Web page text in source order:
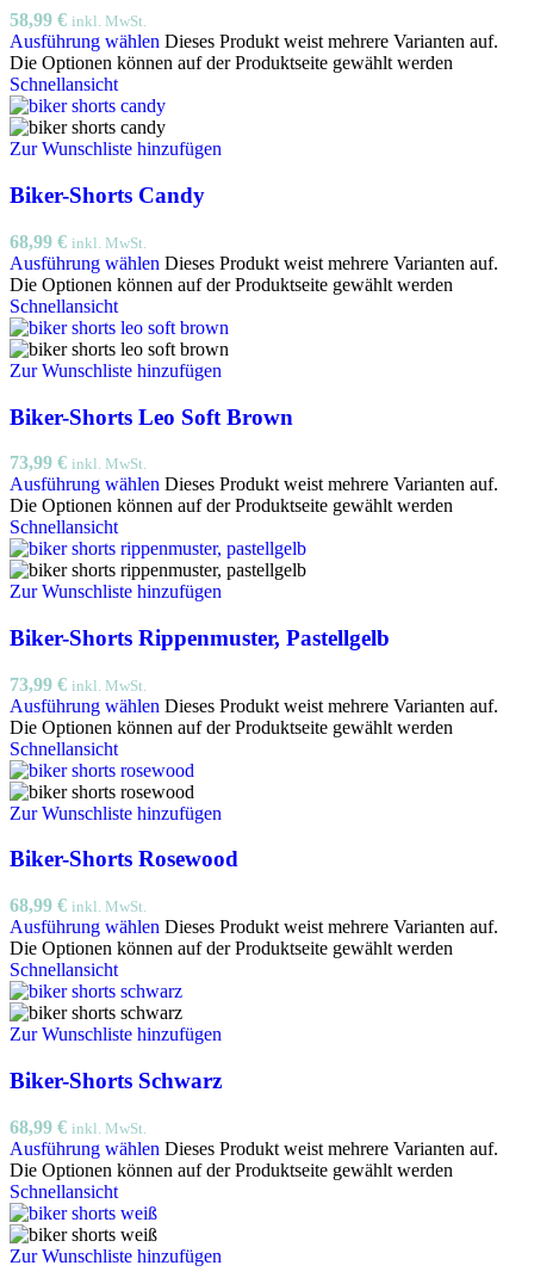
58,99 € inkl. MwSt.
Ausführung wählen Dieses Produkt weist mehrere Varianten auf.
Die Optionen können auf der Produktseite gewählt werden
Schnellansicht
Zur Wunschliste hinzufügen
Biker-Shorts Candy
68,99 € inkl. MwSt.
Ausführung wählen Dieses Produkt weist mehrere Varianten auf.
Die Optionen können auf der Produktseite gewählt werden
Schnellansicht
Zur Wunschliste hinzufügen
Biker-Shorts Leo Soft Brown
73,99 € inkl. MwSt.
Ausführung wählen Dieses Produkt weist mehrere Varianten auf.
Die Optionen können auf der Produktseite gewählt werden
Schnellansicht
Zur Wunschliste hinzufügen
Biker-Shorts Rippenmuster, Pastellgelb
73,99 € inkl. MwSt.
Ausführung wählen Dieses Produkt weist mehrere Varianten auf.
Die Optionen können auf der Produktseite gewählt werden
Schnellansicht
Zur Wunschliste hinzufügen
Biker-Shorts Rosewood
68,99 € inkl. MwSt.
Ausführung wählen Dieses Produkt weist mehrere Varianten auf.
Die Optionen können auf der Produktseite gewählt werden
Schnellansicht
Zur Wunschliste hinzufügen
Biker-Shorts Schwarz
68,99 € inkl. MwSt.
Ausführung wählen Dieses Produkt weist mehrere Varianten auf.
Die Optionen können auf der Produktseite gewählt werden
Schnellansicht
Zur Wunschliste hinzufügen